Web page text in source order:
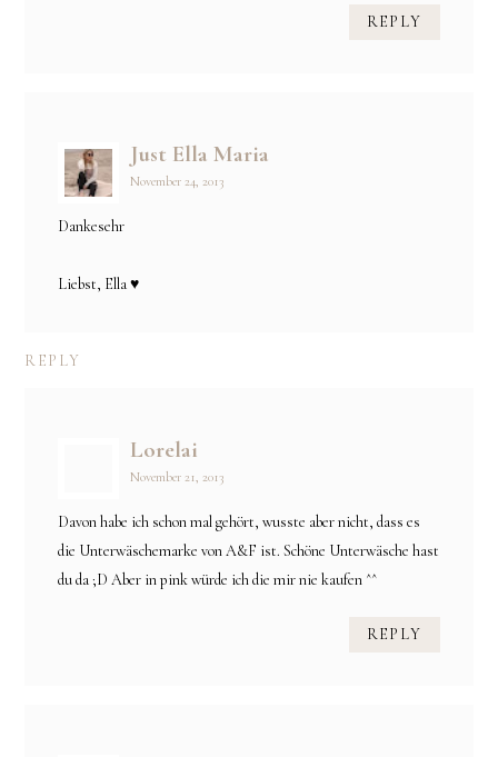
REPLY
Just Ella Maria
November 24, 2013
Dankesehr
Liebst, Ella ♥
REPLY
Lorelai
November 21, 2013
Davon habe ich schon mal gehört, wusste aber nicht, dass es
die Unterwäschemarke von A&F ist. Schöne Unterwäsche hast
du da ;D Aber in pink würde ich die mir nie kaufen ^^
REPLY